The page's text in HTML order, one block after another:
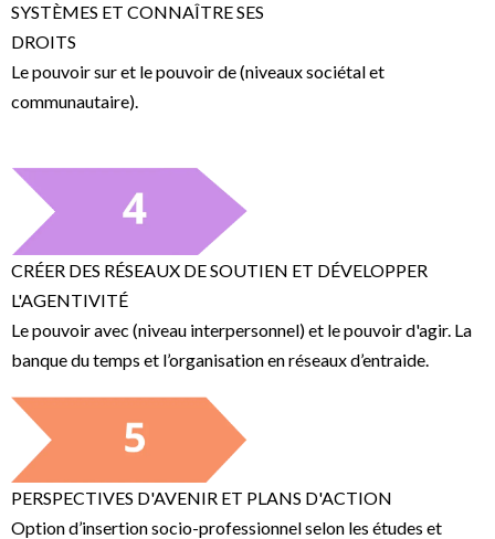
SYSTÈMES ET CONNAÎTRE SES
DROITS
Le pouvoir sur et le pouvoir de (niveaux sociétal et
communautaire).
CRÉER DES RÉSEAUX DE SOUTIEN ET DÉVELOPPER
L'AGENTIVITÉ
Le pouvoir avec (niveau interpersonnel) et le pouvoir d'agir. La
banque du temps et l’organisation en réseaux d’entraide.
PERSPECTIVES D'AVENIR ET PLANS D'ACTION
Option d’insertion socio-professionnel selon les études et